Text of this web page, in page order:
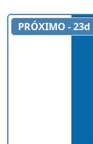
PRÓXIMO - 23d